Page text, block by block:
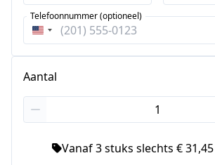
Verenigde
Telefoonnummer (optioneel)
Aantal
Vanaf 3 stuks slechts €